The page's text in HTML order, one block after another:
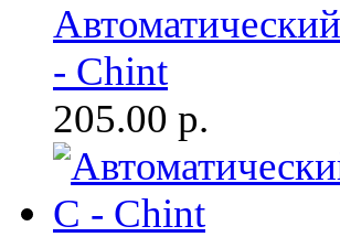
- Chint
205.00 р.